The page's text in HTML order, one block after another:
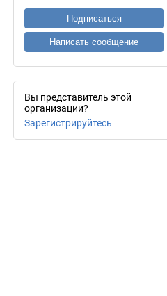
Подписаться
Написать сообщение
Вы представитель этой
организации?
Зарегистрируйтесь